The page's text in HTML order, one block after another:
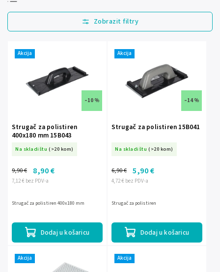
Najprodavanije
Najjeftinije
Akcija
–10 %
Strugač za polistiren
400x180 mm 15B043
Na skladištu (>20 kom)
7,12 € bez PDV-a
9,90 € 8,90 €
Dodaj u košaricu
Strugač za polistiren 400x180 mm
Akcija
–14 %
Strugač za polistiren 15B041
Na skladištu (>20 kom)
4,72 € bez PDV-a
6,90 € 5,90 €
Dodaj u košaricu
Strugač za polistiren
Akcija Akcija